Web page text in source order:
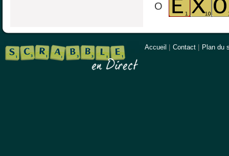
O
Accueil Contact Plan du